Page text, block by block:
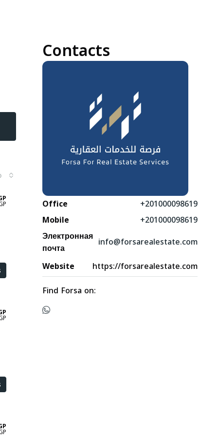
Contacts
Office
+201000098619
Mobile
+201000098619
Электронная
почта
info@forsarealestate.com
Website
https://forsarealestate.com
Find Forsa on: